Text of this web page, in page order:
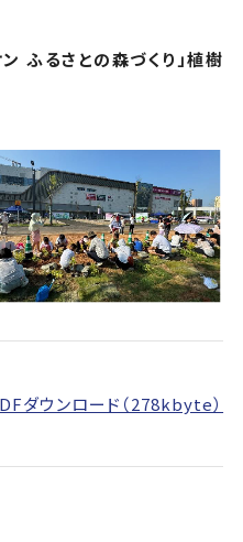
ふるさとの森づくり」植樹
ダウンロード（278kbyte）